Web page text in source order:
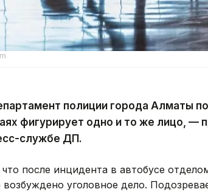
полиции города Алматы
фигурирует одно и то же лицо, —
службе ДП.
после инцидента в автобусе
возбуждено уголовное дело.